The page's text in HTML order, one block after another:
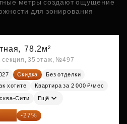
метры создают ощущение
для зонирования
78.2м²
секция, 35 этаж, №497
Скидка
Без отделки
хотите
Квартира за 2 000 ₽/мес
Сити Ещё
₽ -27%